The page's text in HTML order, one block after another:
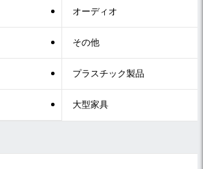
オーディオ
その他
プラスチック製品
大型家具